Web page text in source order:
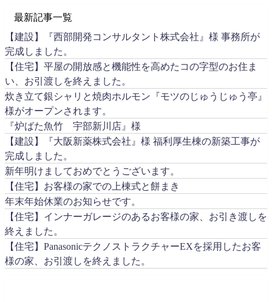
最新記事一覧
【建設】『西部開発コンサルタント株式会社』様 事務所が
完成しました。
【住宅】平屋の開放感と機能性を高めたコの字型のお住ま
い、お引渡しを終えました。
炊き立て銀シャリと焼肉ホルモン『モツのじゅうじゅう亭』
様がオープンされます。
『炉ばた魚竹 宇部新川店』様
【建設】『大阪新薬株式会社』様 福利厚生棟の新築工事が
完成しました。
新年明けましておめでとうございます。
【住宅】お客様の家での上棟式と餅まき
年末年始休業のお知らせです。
【住宅】インナーガレージのあるお客様の家、お引き渡しを
終えました。
【住宅】PanasonicテクノストラクチャーEXを採用したお客
様の家、お引渡しを終えました。